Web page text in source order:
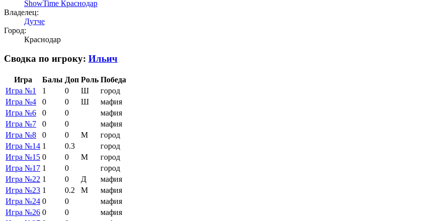
ShowTime Краснодар
Владелец:
Дутче
Город:
Краснодар
Сводка по игроку: Ильич
Игра Балы Доп Роль Победа
Игра №1
1 0 Ш
город
Игра №4
0 0 Ш
мафия
Игра №6
0 0
мафия
Игра №7
0 0
мафия
Игра №8
0 0 М
город
Игра №14 1 0.3
город
Игра №15 0 0 М
город
Игра №17 1 0
город
Игра №22 1 0 Д
мафия
Игра №23 1 0.2 М
мафия
Игра №24 0 0
мафия
Игра №26 0 0
мафия